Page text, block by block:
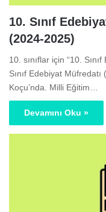
10. Sınıf
(2024-2025)
10. sınıflar için “10.
Sınıf Edebiyat
Koçu’nda. Milli Eğitim…
Devamını Oku »